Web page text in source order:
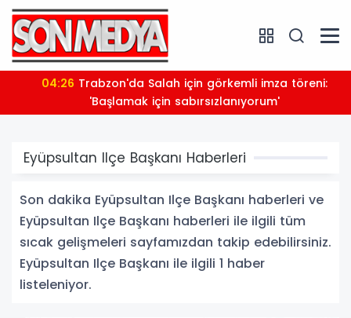
04:26Trabzon'da Salah için görkemli imza töreni:
'Başlamak için sabırsızlanıyorum'
Eyüpsultan Ilçe Başkanı Haberleri
Son dakika Eyüpsultan Ilçe Başkanı haberleri ve
Eyüpsultan Ilçe Başkanı haberleri ile ilgili tüm
sıcak gelişmeleri sayfamızdan takip edebilirsiniz.
Eyüpsultan Ilçe Başkanı ile ilgili 1 haber
listeleniyor.